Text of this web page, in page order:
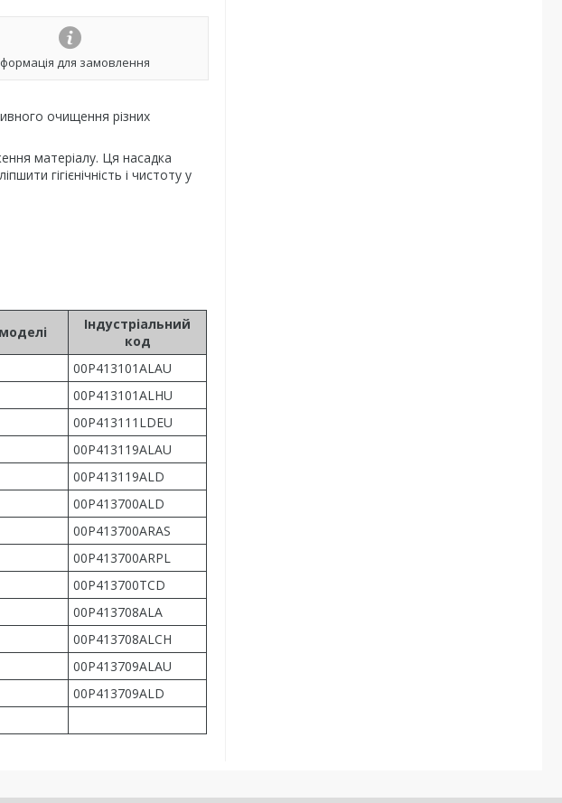
для замовлення
очищення різних
матеріалу. Ця насадка
гігієнічність і чистоту у
Індустріальний
код
00P413101ALAU
00P413101ALHU
00P413111LDEU
00P413119ALAU
00P413119ALD
00P413700ALD
00P413700ARAS
00P413700ARPL
00P413700TCD
00P413708ALA
00P413708ALCH
00P413709ALAU
00P413709ALD